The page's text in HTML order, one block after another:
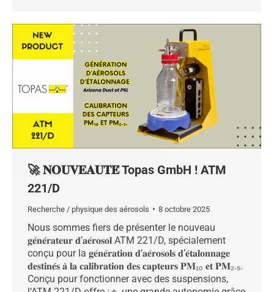
🚀 𝐍𝐎𝐔𝐕𝐄𝐀𝐔𝐓𝐄́ Topas GmbH ! ATM
221/D
Recherche / physique des aérosols 8 octobre 2025
Nous sommes fiers de présenter le nouveau
𝐠𝐞́𝐧𝐞́𝐫𝐚𝐭𝐞𝐮𝐫 𝐝’𝐚𝐞́𝐫𝐨𝐬𝐨𝐥 ATM 221/D, spécialement
conçu pour la 𝐠𝐞́𝐧𝐞́𝐫𝐚𝐭𝐢𝐨𝐧 𝐝’𝐚𝐞́𝐫𝐨𝐬𝐨𝐥𝐬 𝐝’𝐞́𝐭𝐚𝐥𝐨𝐧𝐧𝐚𝐠𝐞
𝐝𝐞𝐬𝐭𝐢𝐧𝐞́𝐬 𝐚̀ 𝐥𝐚 𝐜𝐚𝐥𝐢𝐛𝐫𝐚𝐭𝐢𝐨𝐧 𝐝𝐞𝐬 𝐜𝐚𝐩𝐭𝐞𝐮𝐫𝐬 𝐏𝐌₁₀ 𝐞𝐭 𝐏𝐌₂.₅.
Conçu pour fonctionner avec des suspensions,